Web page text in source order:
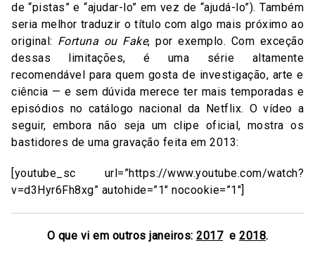
de “pistas” e “ajudar-lo” em vez de “ajudá-lo”). Também
seria melhor traduzir o título com algo mais próximo ao
original: Fortuna ou Fake, por exemplo. Com exceção
dessas limitações, é uma série altamente
recomendável para quem gosta de investigação, arte e
ciência — e sem dúvida merece ter mais temporadas e
episódios no catálogo nacional da Netflix. O vídeo a
seguir, embora não seja um clipe oficial, mostra os
bastidores de uma gravação feita em 2013:
[youtube_sc url=”https://www.youtube.com/watch?
v=d3Hyr6Fh8xg” autohide=”1″ nocookie=”1″]
O que vi em outros janeiros: 2017e 2018.